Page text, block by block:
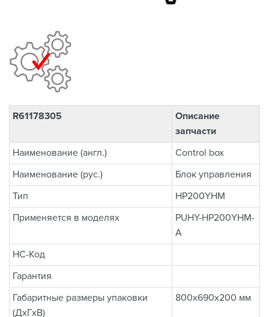
R61178305
Описание
запчасти
Наименование (англ.)
Control box
Наименование (рус.)
Блок управления
Тип
HP200YHM
Применяется в моделях
PUHY-HP200YHM-
A
НС-Код
Гарантия
Габаритные размеры упаковки
(ДхГхВ)
800x690x200 мм